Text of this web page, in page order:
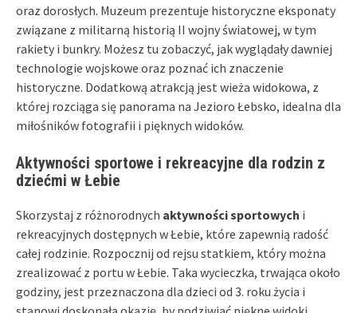
oraz dorosłych. Muzeum prezentuje historyczne eksponaty
związane z militarną historią II wojny światowej, w tym
rakiety i bunkry. Możesz tu zobaczyć, jak wyglądały dawniej
technologie wojskowe oraz poznać ich znaczenie
historyczne. Dodatkową atrakcją jest wieża widokowa, z
której rozciąga się panorama na Jezioro Łebsko, idealna dla
miłośników fotografii i pięknych widoków.
Aktywności sportowe i rekreacyjne dla rodzin z
dziećmi w Łebie
Skorzystaj z różnorodnych aktywności sportowych i
rekreacyjnych dostępnych w Łebie, które zapewnią radość
całej rodzinie. Rozpocznij od rejsu statkiem, który można
zrealizować z portu w Łebie. Taka wycieczka, trwająca około
godziny, jest przeznaczona dla dzieci od 3. roku życia i